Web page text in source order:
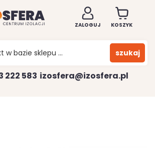
ZALOGUJ KOSZYK
szukaj
222 583 izosfera@izosfera.pl